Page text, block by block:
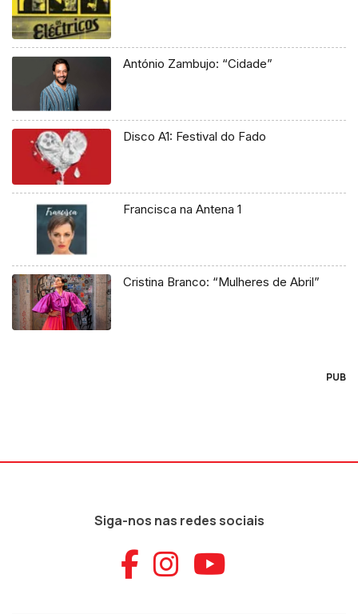
António Zambujo: “Cidade”
Disco A1: Festival do Fado
Francisca na Antena 1
Cristina Branco: “Mulheres de Abril”
PUB
Siga-nos nas redes sociais
Aceder ao
Aceder ao
Aceder